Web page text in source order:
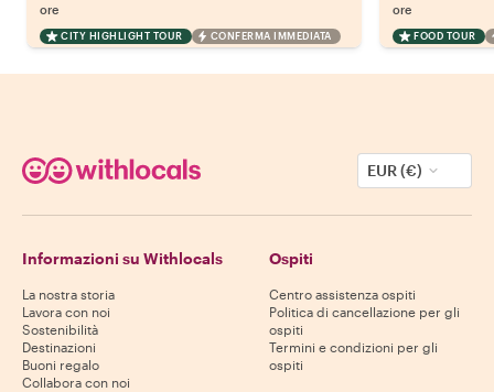
ore
CITY HIGHLIGHT TOUR CONFERMA IMMEDIATA
ore
FOOD TOUR
EUR (€)
Informazioni su Withlocals
La nostra storia
Lavora con noi
Sostenibilità
Destinazioni
Buoni regalo
Collabora con noi
Ospiti
Centro assistenza ospiti
Politica di cancellazione per gli
ospiti
Termini e condizioni per gli
ospiti